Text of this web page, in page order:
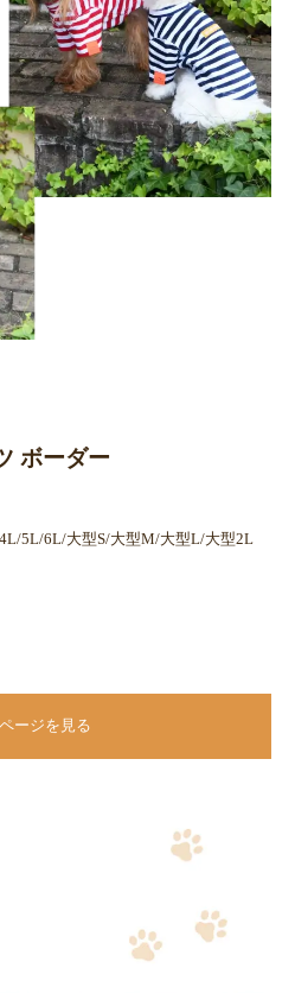
ボーダー
5L/6L/大型S/大型M/大型L/大型2L
ージを見る